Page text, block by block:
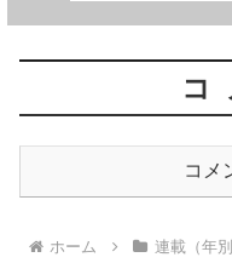
コ
コメ
ホーム 連載（年